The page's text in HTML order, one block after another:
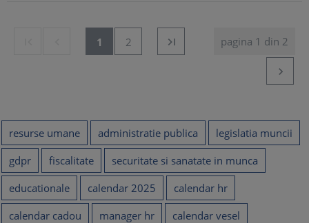
1 2 pagina 1 din 2


resurse umane administratie publica
legislatia muncii
gdpr
fiscalitate
securitate si sanatate in munca
educationale
calendar 2025
calendar hr
calendar cadou
manager hr
calendar vesel